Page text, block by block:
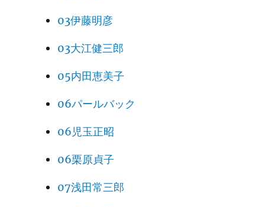
03伊藤明彦
03大江健三郎
05内田恵美子
06パールバック
06児玉正昭
06栗原貞子
07浅田常三郎